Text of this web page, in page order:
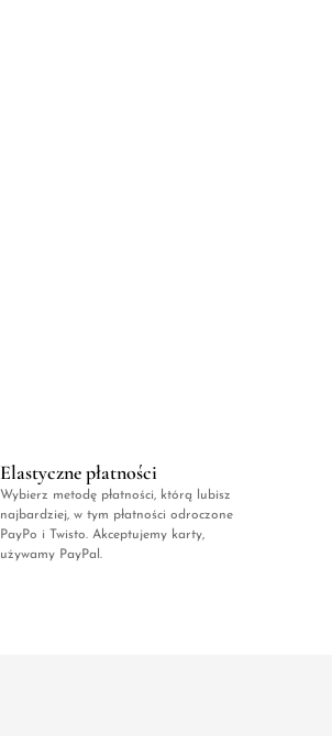
Elastyczne płatności
Wybierz metodę płatności, którą lubisz
najbardziej, w tym płatności odroczone
PayPo i Twisto. Akceptujemy karty,
używamy PayPal.